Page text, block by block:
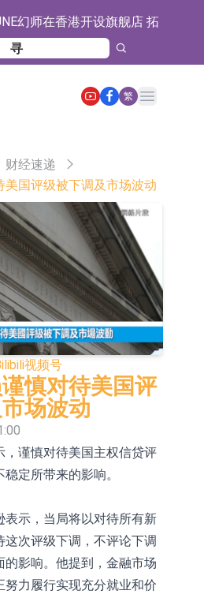
幻师在香港开设旗舰店 拓
场
所：委任何洸毅为董事总经
略主管
】港股跌幅榜前十，谊和股
跌80.71%，天瑞汽车内
】港股涨幅榜前十，辰兴发
涨+163.89%
目稳定运行
：生产经营正常 公司及子公
饱满
正在积极推进MLCC用纳米
技术研发与产业化准备工作
：HVLP4/5铜箔主要技术指
厂内验证 正布局向下游客户
成立全资公司北京豆神智算
神智算 正积极开拓相关业务
(00653.HK)跌44% 建议股份
累大吉启动战略合作
双双收涨
】保健品板块下挫，ST交昂
跌10.02%
】半导体设备板块拉升，中
涨14.22%
】港股跌幅榜前十，谊和股
跌80.95%，天瑞汽车内
】港股涨幅榜前十，辰兴发
涨+120.83%
跌2.83%
】国有大型银行Ⅲ板块下
银行(601288.CN)跌2.27%
】高带宽内存板块拉升，中
涨20.01%
】港股跌幅榜前十，天瑞汽
繁
Open main menu
财经速递
美国评级被下调及市场波动
视频号
慎对待美国评
场波动
，谨慎对待美国主权信贷评
定所带来的影响。
表示，当局将以对待所有新
这次评级下调，不评论下调
的影响。他提到，金融市场
努力履行实现充分就业和价